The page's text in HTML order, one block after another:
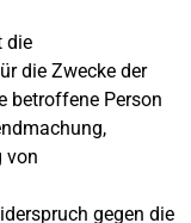
die
die Zwecke der
betroffene Person
von
gegen die